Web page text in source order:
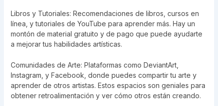
Libros y Tutoriales: Recomendaciones de libros, cursos en
línea, y tutoriales de YouTube para aprender más. Hay un
montón de material gratuito y de pago que puede ayudarte
a mejorar tus habilidades artísticas.
Comunidades de Arte: Plataformas como DeviantArt,
Instagram, y Facebook, donde puedes compartir tu arte y
aprender de otros artistas. Estos espacios son geniales para
obtener retroalimentación y ver cómo otros están creando.